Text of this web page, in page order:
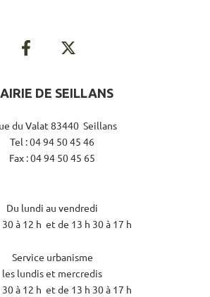
DE SEILLANS
du Valat 83440 Seillans
Tel : 04 94 50 45 46
Fax : 04 94 50 45 65
Du lundi au vendredi
30 à 12 h et de 13 h 30 à 17 h
Service urbanisme
les lundis et mercredis
30 à 12 h et de 13 h 30 à 17 h